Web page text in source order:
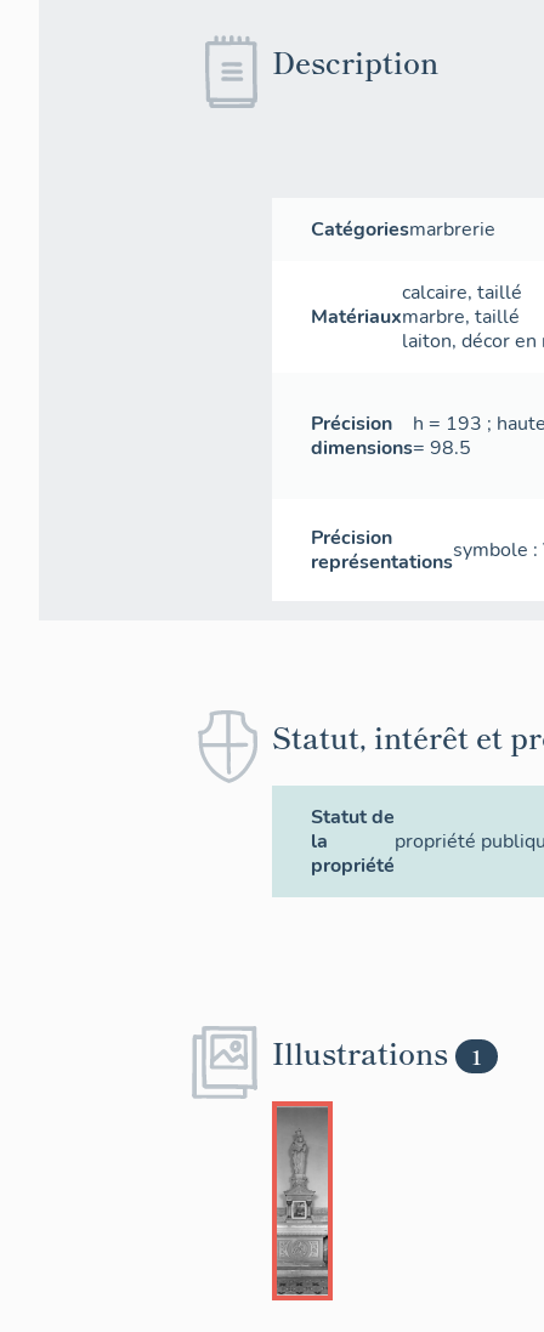
Description
Catégoriesmarbrerie
Matériaux
calcaire, taillé
marbre, taillé
laiton, décor
Précision
dimensions
h = 193 ;
= 98.5
Précision
représentationssymbole :
Statut, intérêt et
Statut de
la
propriété
propriété
Illustrations 1